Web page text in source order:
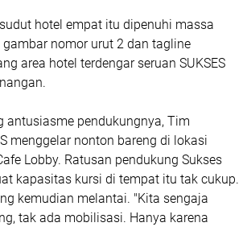
hotel empat itu dipenuhi massa
nomor urut 2 dan tagline
area hotel terdengar seruan SUKSES
antusiasme pendukungnya, Tim
menggelar nonton bareng di lokasi
Lobby. Ratusan pendukung Sukses
kapasitas kursi di tempat itu tak cukup.
kemudian melantai. "Kita sengaja
tak ada mobilisasi. Hanya karena